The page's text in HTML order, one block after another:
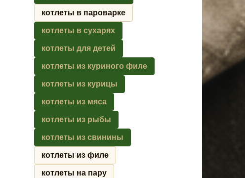
котлеты в пароварке
котлеты в сухарях
котлеты для детей
котлеты из куриного филе
котлеты из курицы
котлеты из мяса
котлеты из рыбы
котлеты из свинины
котлеты из филе
котлеты на пару